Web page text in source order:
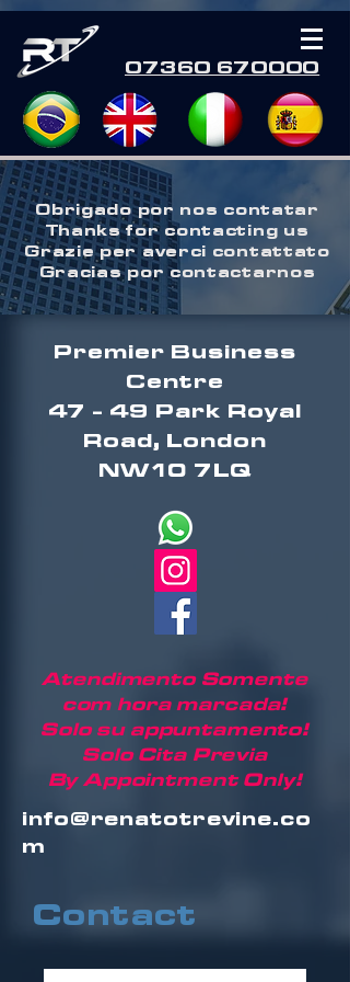
07360 670000
Obrigado por nos contatar
Thanks for contacting us
Grazie per averci contattato
Gracias por contactarnos
Premier Business
Centre
47 - 49 Park Royal
Road, London
NW10 7LQ
Atendimento Somente
com hora marcada!
Solo su appuntamento!
Solo Cita Previa
By Appointment Only!
info@renatotrevine.co
m
Contact